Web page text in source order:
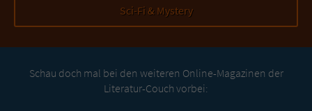
Sci-Fi & Mystery
Schau doch mal bei den weiteren Online-Magazinen der
Literatur-Couch vorbei: